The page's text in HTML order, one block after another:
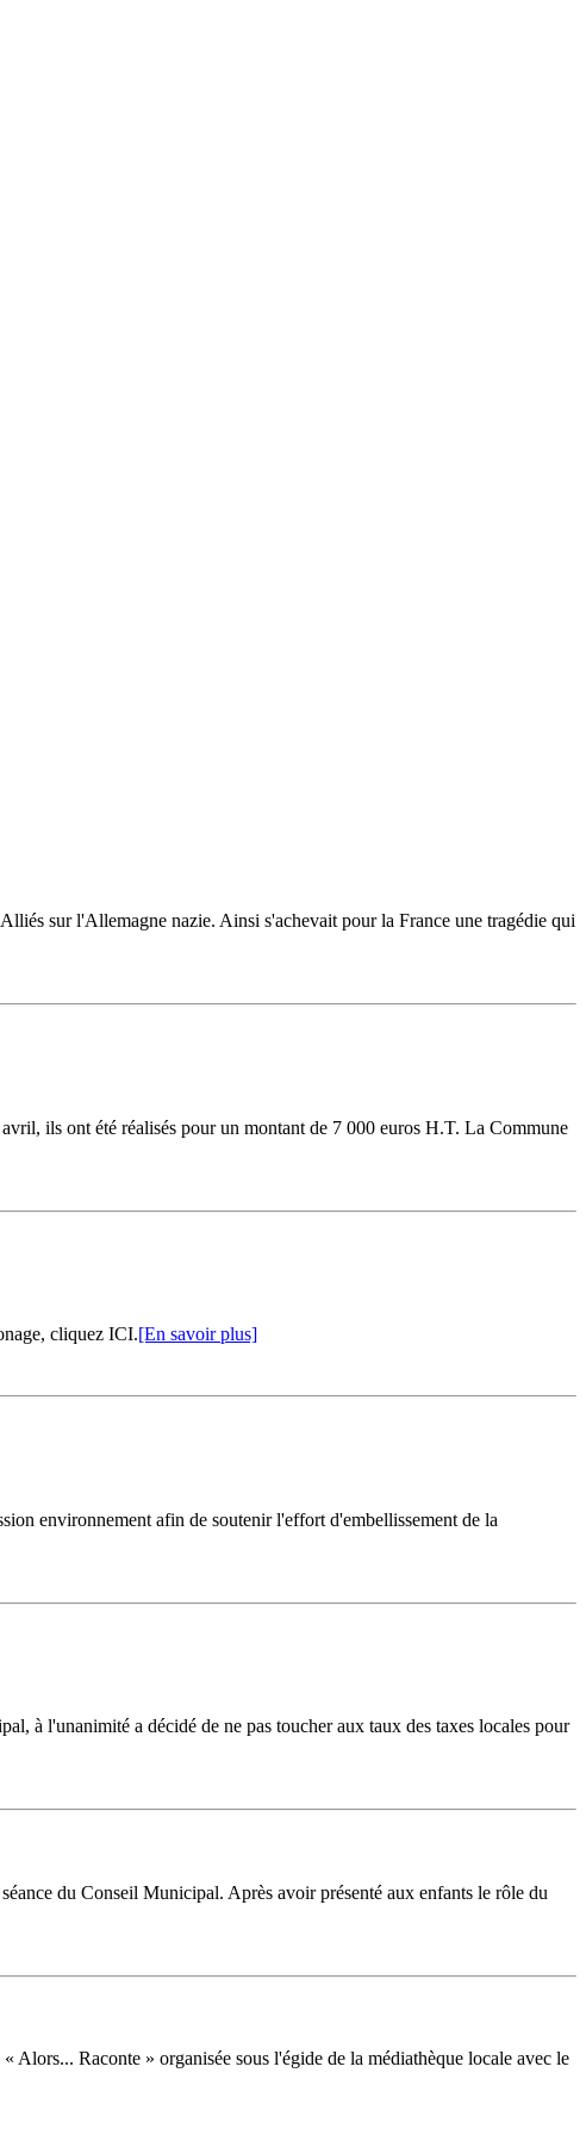
sur l'Allemagne nazie. Ainsi s'achevait pour la France une tragédie qui
ils ont été réalisés pour un montant de 7 000 euros H.T. La Commune
cliquez ICI.[En savoir plus]
environnement afin de soutenir l'effort d'embellissement de la
à l'unanimité a décidé de ne pas toucher aux taux des taxes locales pour
du Conseil Municipal. Après avoir présenté aux enfants le rôle du
Alors... Raconte » organisée sous l'égide de la médiathèque locale avec le